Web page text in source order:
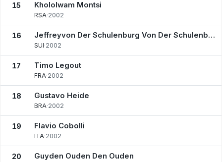
15 Khololwam Montsi
RSA·2002
16 Jeffreyvon Der Schulenburg Von Der Schulenburg
SUI·2002
17 Timo Legout
FRA·2002
18 Gustavo Heide
BRA·2002
19 Flavio Cobolli
ITA·2002
20 Guyden Ouden Den Ouden